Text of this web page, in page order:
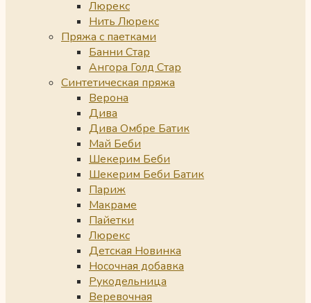
Люрекс
Нить Люрекс
Пряжа с паетками
Банни Стар
Ангора Голд Стар
Синтетическая пряжа
Верона
Дива
Дива Омбре Батик
Май Беби
Шекерим Беби
Шекерим Беби Батик
Париж
Макраме
Пайетки
Люрекс
Детская Новинка
Носочная добавка
Рукодельница
Веревочная